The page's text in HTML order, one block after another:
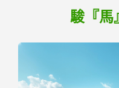
駿『馬